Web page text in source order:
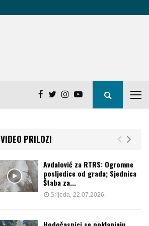
VIDEO PRILOZI
Avdalović za RTRS: Ogromne
posljedice od grada; Sjednica
Štaba za...
Srijeda, 22.07.2026.